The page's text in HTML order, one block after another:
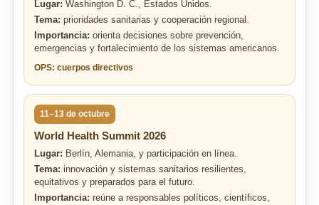
Lugar: Washington D. C., Estados Unidos.
Tema: prioridades sanitarias y cooperación regional.
Importancia: orienta decisiones sobre prevención,
emergencias y fortalecimiento de los sistemas americanos.
OPS: cuerpos directivos
11–13 de octubre
World Health Summit 2026
Lugar: Berlín, Alemania, y participación en línea.
Tema: innovación y sistemas sanitarios resilientes,
equitativos y preparados para el futuro.
Importancia: reúne a responsables políticos, científicos,